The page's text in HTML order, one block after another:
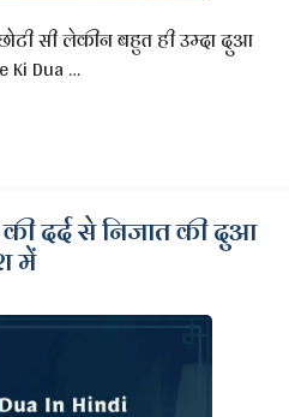
सी लेकीन बहुत ही उम्दा दुआ
Ki Dua …
की दर्द से निजात की दुआ
में